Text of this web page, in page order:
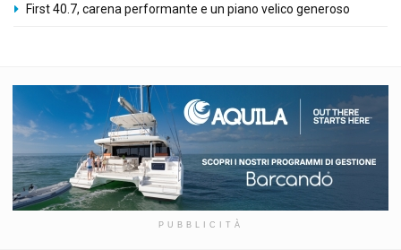
First 40.7, carena performante e un piano velico generoso
PUBBLICITÀ